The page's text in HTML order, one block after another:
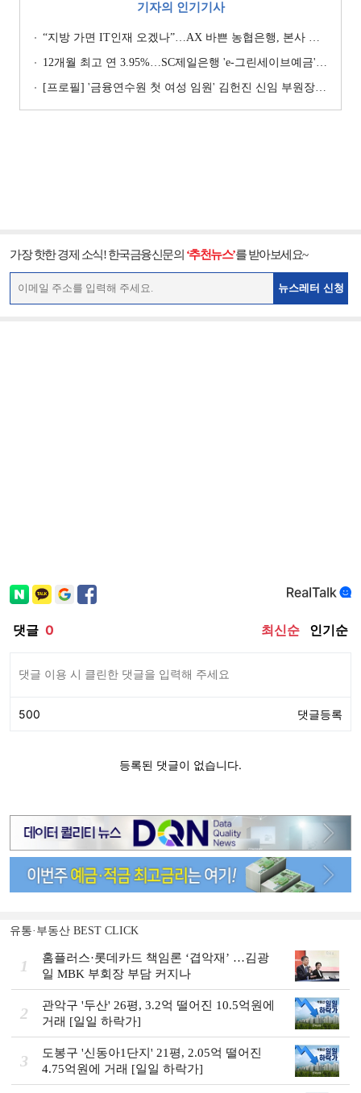
기자의 인기기사
“지방 가면 IT인재 오겠나”…AX 바쁜 농협은행, 본사 이전설에 ‘긴장’ [막 오른 금융권 하투(夏鬪)]
12개월 최고 연 3.95%…SC제일은행 'e-그린세이브예금' [이주의 은행 예금금리-8월 1주]
[프로필] '금융연수원 첫 여성 임원' 김헌진 신임 부원장···교육·디지털·기획 '올라운더'
가장 핫한 경제 소식! 한국금융신문의 ‘추천뉴스’를 받아보세요~
뉴스레터 신청
유통·부동산 BEST CLICK
1
홈플러스·롯데카드 책임론 ‘겹악재’ …김광
일 MBK 부회장 부담 커지나
2
관악구 '두산' 26평, 3.2억 떨어진 10.5억원에
거래 [일일 하락가]
3
도봉구 '신동아1단지' 21평, 2.05억 떨어진
4.75억원에 거래 [일일 하락가]